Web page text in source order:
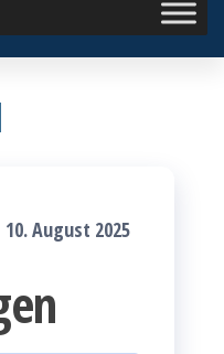
10. August 2025